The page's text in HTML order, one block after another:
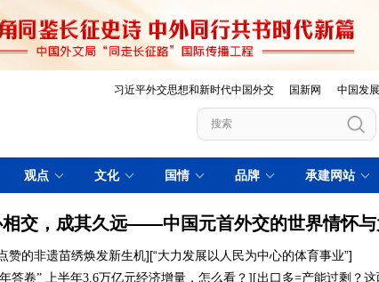
习近平外交思想和新时代中国外交 国新网 中国发
观点 文化 国情 品牌 承建网站
相交，成其久远——中国元首外交的世界情怀
赞的非遗苗绣焕发新生机][“大力发展以人民为中心的体育事业”]
答卷” 上半年3.6万亿元经济增量，怎么看？ ][出口多=产能过剩？